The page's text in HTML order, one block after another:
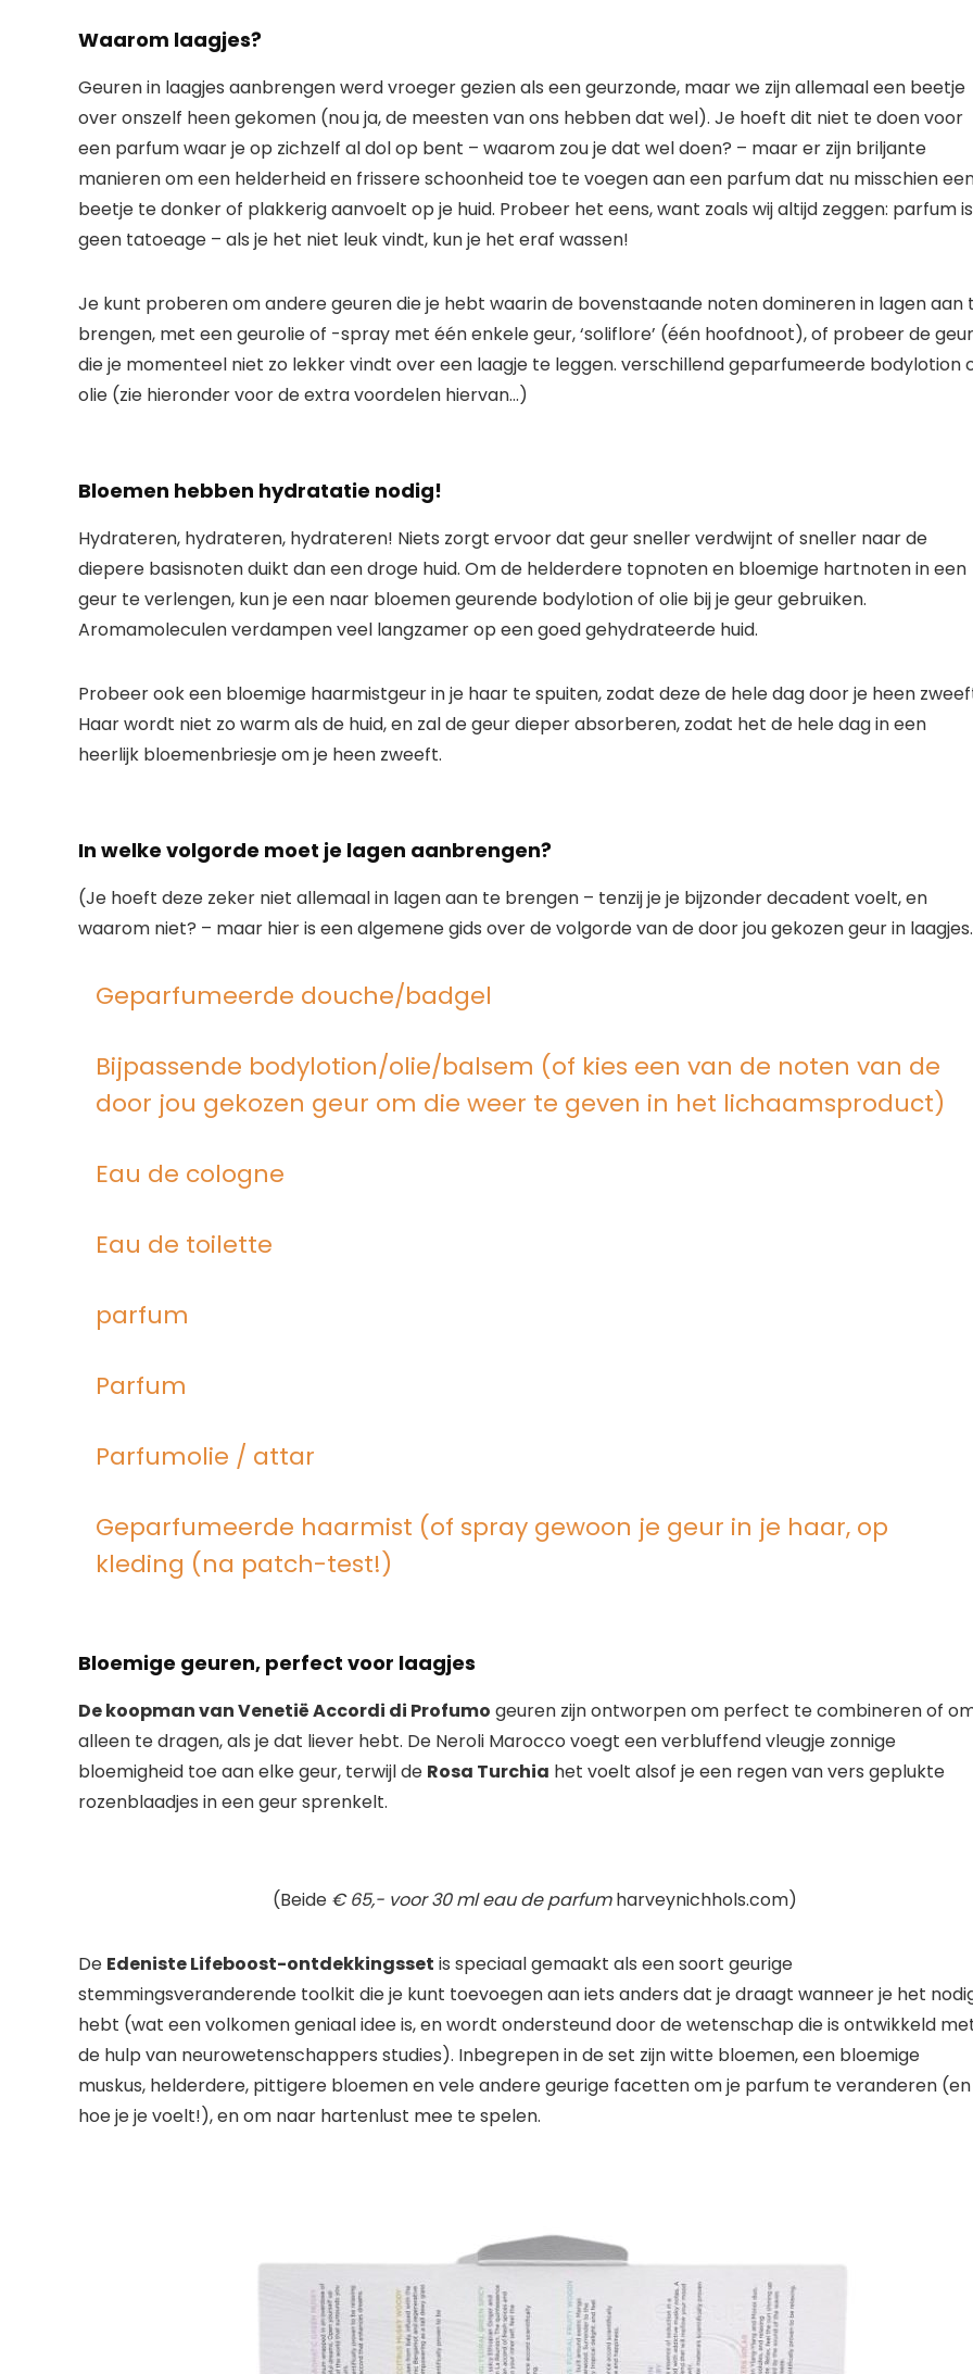
Waarom laagjes?
Geuren in laagjes aanbrengen werd vroeger gezien als een geurzonde, maar we zijn allemaal een beetje
over onszelf heen gekomen (nou ja, de meesten van ons hebben dat wel). Je hoeft dit niet te doen voor
een parfum waar je op zichzelf al dol op bent – ​​waarom zou je dat wel doen? – maar er zijn briljante
manieren om een ​​helderheid en frissere schoonheid toe te voegen aan een parfum dat nu misschien
beetje te donker of plakkerig aanvoelt op je huid. Probeer het eens, want zoals wij altijd zeggen: parfum is
geen tatoeage – als je het niet leuk vindt, kun je het eraf wassen!
Je kunt proberen om andere geuren die je hebt waarin de bovenstaande noten domineren in lagen aan
brengen, met een geurolie of -spray met één enkele geur, ‘soliflore’ (één hoofdnoot), of probeer de geur
die je momenteel niet zo lekker vindt over een laagje te leggen. verschillend geparfumeerde bodylotion
olie (zie hieronder voor de extra voordelen hiervan…)
Bloemen hebben hydratatie nodig!
Hydrateren, hydrateren, hydrateren! Niets zorgt ervoor dat geur sneller verdwijnt of sneller naar de
diepere basisnoten duikt dan een droge huid. Om de helderdere topnoten en bloemige hartnoten in een
geur te verlengen, kun je een naar bloemen geurende bodylotion of olie bij je geur gebruiken.
Aromamoleculen verdampen veel langzamer op een goed gehydrateerde huid.
Probeer ook een bloemige haarmistgeur in je haar te spuiten, zodat deze de hele dag door je heen
Haar wordt niet zo warm als de huid, en zal de geur dieper absorberen, zodat het de hele dag in een
heerlijk bloemenbriesje om je heen zweeft.
In welke volgorde moet je lagen aanbrengen?
(Je hoeft deze zeker niet allemaal in lagen aan te brengen – tenzij je je bijzonder decadent voelt, en
waarom niet? – maar hier is een algemene gids over de volgorde van de door jou gekozen geur in
Geparfumeerde douche/badgel
Bijpassende bodylotion/olie/balsem (of kies een van de noten van de
door jou gekozen geur om die weer te geven in het lichaamsproduct)
Eau de cologne
Eau de toilette
parfum
Parfum
Parfumolie / attar
Geparfumeerde haarmist (of spray gewoon je geur in je haar, op
kleding (na patch-test!)
Bloemige geuren, perfect voor laagjes
De koopman van Venetië Accordi di Profumo geuren zijn ontworpen om perfect te combineren of
alleen te dragen, als je dat liever hebt. De Neroli Marocco voegt een verbluffend vleugje zonnige
bloemigheid toe aan elke geur, terwijl de Rosa Turchia het voelt alsof je een regen van vers geplukte
rozenblaadjes in een geur sprenkelt.
(Beide € 65,- voor 30 ml eau de parfumharveynichhols.com)
De Edeniste Lifeboost-ontdekkingsset is speciaal gemaakt als een soort geurige
stemmingsveranderende toolkit die je kunt toevoegen aan iets anders dat je draagt ​​wanneer je het
hebt (wat een volkomen geniaal idee is, en wordt ondersteund door de wetenschap die is ontwikkeld
de hulp van neurowetenschappers studies). Inbegrepen in de set zijn witte bloemen, een bloemige
muskus, helderdere, pittigere bloemen en vele andere geurige facetten om je parfum te veranderen (en
hoe je je voelt!), en om naar hartenlust mee te spelen.